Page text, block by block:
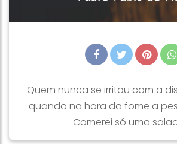
Quem nunca se irritou com a
quando na hora da fome a
Comerei só uma